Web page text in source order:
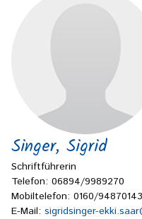
Singer, Sigrid
Schriftführerin
Telefon: 06894/9989270
Mobiltelefon: 0160/94870143
E-Mail: sigridsinger-